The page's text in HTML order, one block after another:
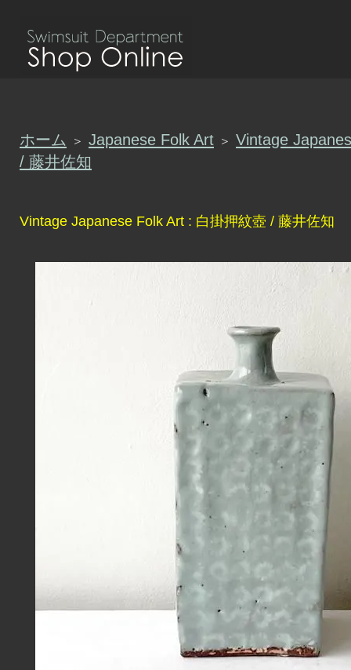
ホーム ＞ Japanese Folk Art ＞ Vintage
/ 藤井佐知
Vintage Japanese Folk Art : 白掛押紋壺 / 藤井佐知